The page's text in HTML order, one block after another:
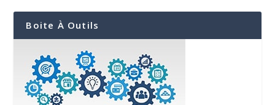
Boite À Outils